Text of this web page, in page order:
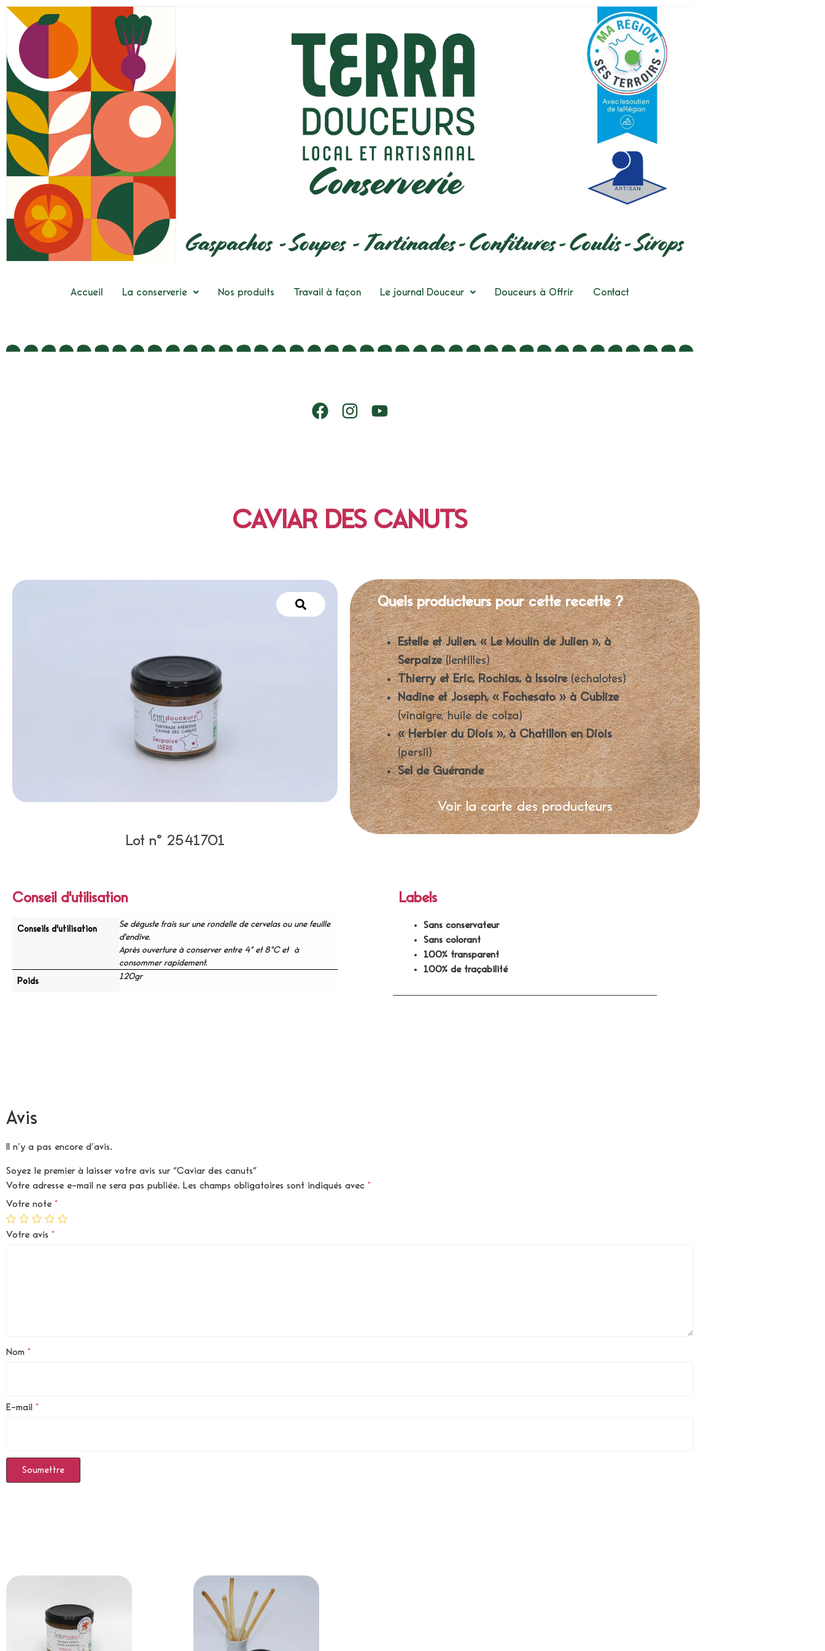
Accueil La conserverie Nos produits Travail à façon Le journal Douceur Douceurs à Offrir Contact
CAVIAR DES CANUTS
Lot n° 2541701
Quels producteurs pour cette recette ?
Estelle et Julien, « Le Moulin de Julien », à
Serpaize(lentilles)
Thierry et Eric, Rochias, à Issoire(échalotes)
Nadine et Joseph, « Fochesato » à Cublize
(vinaigre, huile de colza)
« Herbier du Diois », à Chatillon en Diois
(persil)
Sel de Guérande
Voir la carte des producteurs
Conseil d'utilisation
Conseils d'utilisation
Se déguste frais sur une rondelle de cervelas ou une feuille
d'endive.
Après ouverture à conserver entre 4° et 8°C et à
consommer rapidement.
Poids
120gr
Labels
Sans conservateur
Sans colorant
100% transparent
100% de traçabilité
Avis
Il n’y a pas encore d’avis.
Soyez le premier à laisser votre avis sur “Caviar des canuts”
Votre adresse e-mail ne sera pas publiée. Les champs obligatoires sont indiqués avec *
Votre note *
Votre avis *
Nom *
E-mail *